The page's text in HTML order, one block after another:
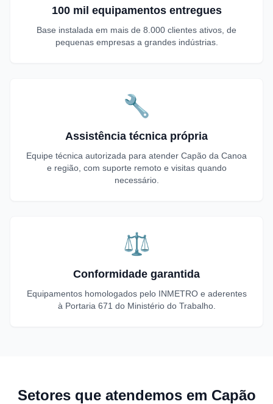
100 mil equipamentos entregues
Base instalada em mais de 8.000 clientes ativos, de
pequenas empresas a grandes indústrias.
🔧
Assistência técnica própria
Equipe técnica autorizada para atender Capão da Canoa
e região, com suporte remoto e visitas quando
necessário.
⚖️
Conformidade garantida
Equipamentos homologados pelo INMETRO e aderentes
à Portaria 671 do Ministério do Trabalho.
Setores que atendemos em Capão